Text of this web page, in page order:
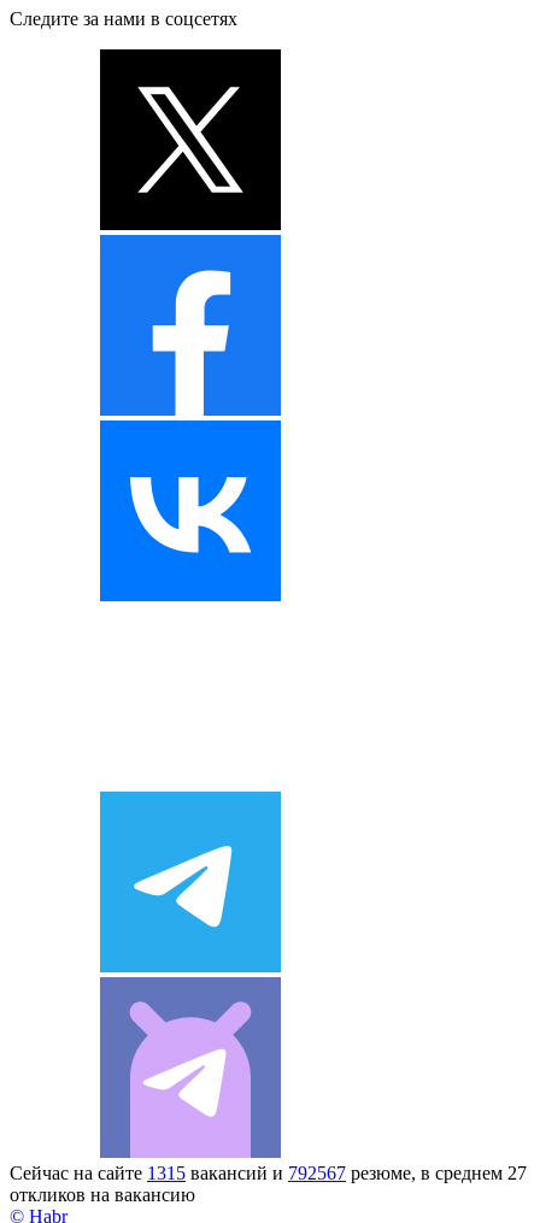
Следите за нами в соцсетях
Сейчас на сайте 1315 вакансий и 792567 резюме, в среднем 27
откликов на вакансию
© Habr